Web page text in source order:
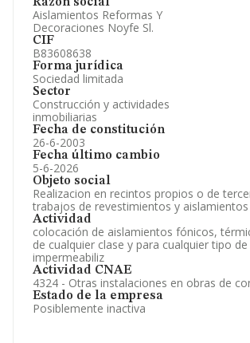
Aislamientos Reformas Y
Decoraciones Noyfe Sl.
CIF
B83608638
Forma jurídica
Sociedad limitada
Sector
Construcción y actividades
inmobiliarias
Fecha de constitución
26-6-2003
Fecha último cambio
5-6-2026
Objeto social
Realizacion en recintos propios o de
trabajos de revestimientos y
Actividad
colocación de aislamientos fónicos,
de cualquier clase y para cualquier tipo
impermeabiliz
Actividad CNAE
4324 - Otras instalaciones en obras de
Estado de la empresa
Posiblemente inactiva